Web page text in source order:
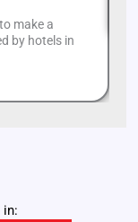
make a
by hotels in
in: